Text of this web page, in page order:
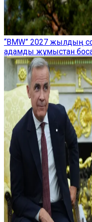
“BMW” 2027 жылдың
адамды жұмыстан